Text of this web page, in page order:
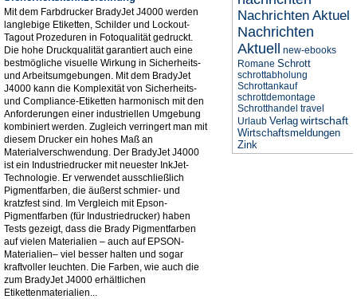
Mit dem Farbdrucker BradyJet J4000 werden
langlebige Etiketten, Schilder und Lockout-
Tagout Prozeduren in Fotoqualität gedruckt.
Die hohe Druckqualität garantiert auch eine
bestmögliche visuelle Wirkung in Sicherheits-
und Arbeitsumgebungen. Mit dem BradyJet
J4000 kann die Komplexität von Sicherheits-
und Compliance-Etiketten harmonisch mit den
Anforderungen einer industriellen Umgebung
kombiniert werden. Zugleich verringert man mit
diesem Drucker ein hohes Maß an
Materialverschwendung. Der BradyJet J4000
ist ein Industriedrucker mit neuester InkJet-
Technologie. Er verwendet ausschließlich
Pigmentfarben, die äußerst schmier- und
kratzfest sind. Im Vergleich mit Epson-
Pigmentfarben (für Industriedrucker) haben
Tests gezeigt, dass die Brady Pigmentfarben
auf vielen Materialien – auch auf EPSON-
Materialien– viel besser halten und sogar
kraftvoller leuchten. Die Farben, wie auch die
zum BradyJet J4000 erhältlichen
Etikettenmaterialien...
Nachrichten Aktuel
Nachrichten
Aktuell
new-ebooks
Romane Schrott
schrottabholung
Schrottankauf
schrottdemontage
Schrotthandel travel
Urlaub Verlag wirtschaft
Wirtschaftsmeldungen
Zink